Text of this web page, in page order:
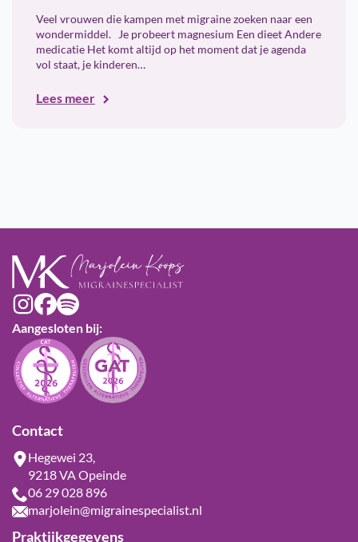
Veel vrouwen die kampen met migraine zoeken naar een
wondermiddel. Je probeert magnesium Een dieet Andere
medicatie Het komt altijd op het moment dat je agenda
vol staat, je kinderen…
Lees meer
Aangesloten bij:
Contact
Hegewei 23,
9218 VA Opeinde
06 29 028 896
marjolein@migrainespecialist.nl
Praktijkgegevens